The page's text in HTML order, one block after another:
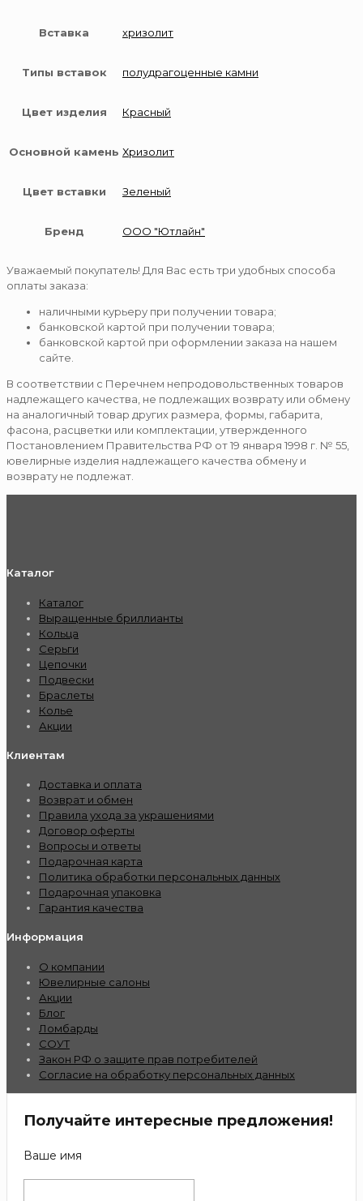
Вставка хризолит
Типы вставок полудрагоценные камни
Цвет изделия Красный
Основной камень Хризолит
Цвет вставки Зеленый
Бренд ООО "Ютлайн"
Уважаемый покупатель! Для Вас есть три удобных способа
оплаты заказа:
наличными курьеру при получении товара;
банковской картой при получении товара;
банковской картой при оформлении заказа на нашем
сайте.
В соответствии с Перечнем непродовольственных товаров
надлежащего качества, не подлежащих возврату или обмену
на аналогичный товар других размера, формы, габарита,
фасона, расцветки или комплектации, утвержденного
Постановлением Правительства РФ от 19 января 1998 г. № 55,
ювелирные изделия надлежащего качества обмену и
возврату не подлежат.
Каталог
Каталог
Выращенные бриллианты
Кольца
Серьги
Цепочки
Подвески
Браслеты
Колье
Акции
Клиентам
Доставка и оплата
Возврат и обмен
Правила ухода за украшениями
Договор оферты
Вопросы и ответы
Подарочная карта
Политика обработки персональных данных
Подарочная упаковка
Гарантия качества
Информация
О компании
Ювелирные салоны
Акции
Блог
Ломбарды
СОУТ
Закон РФ о защите прав потребителей
Согласие на обработку персональных данных
Получайте интересные предложения!
Ваше имя